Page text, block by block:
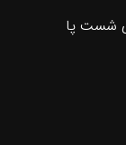
شست پا